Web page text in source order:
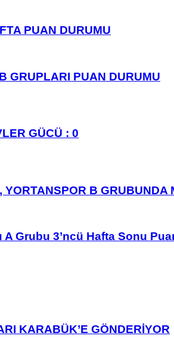
PUAN DURUMU
GRUPLARI PUAN DURUMU
GÜCÜ : 0
B GRUBUNDA
Grubu 3’ncü Hafta Sonu
KARABÜK’E GÖNDERİYOR